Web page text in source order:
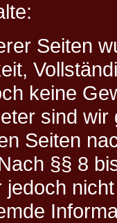
Seiten
keine
sind
Seiten
§§ 8
jedoch